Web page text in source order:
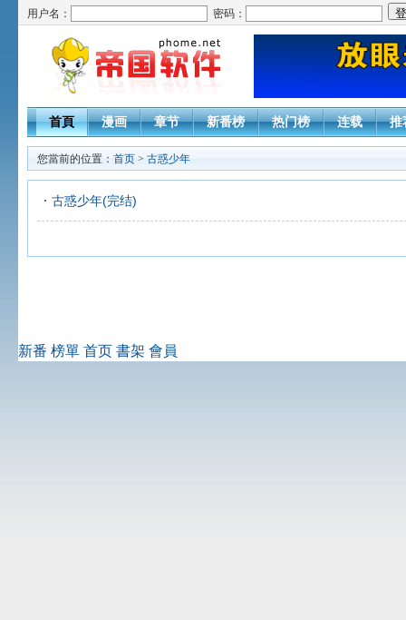
用户名： 密码：
首頁 漫画 章节 新番榜 热门榜 连载 推
您當前的位置： 首页 > 古惑少年
古惑少年(完结)
新番 榜單 首页 書架 會員